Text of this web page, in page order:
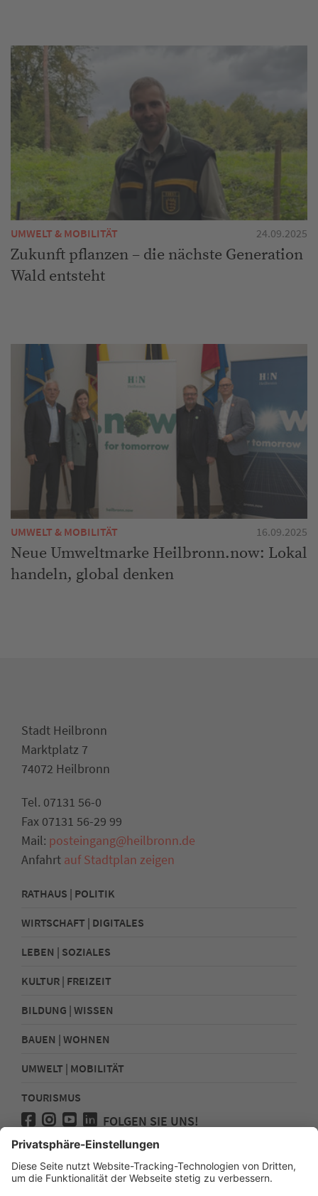
UMWELT & MOBILITÄT 24.09.2025
Zukunft pflanzen – die nächste Generation
Wald entsteht
UMWELT & MOBILITÄT 16.09.2025
Neue Umweltmarke Heilbronn.now: Lokal
handeln, global denken
Stadt Heilbronn
Marktplatz 7
74072 Heilbronn
Tel. 07131 56-0
Fax 07131 56-29 99
Mail: posteingang@heilbronn.de
Anfahrt auf Stadtplan zeigen
RATHAUS | POLITIK
WIRTSCHAFT | DIGITALES
LEBEN | SOZIALES
KULTUR | FREIZEIT
BILDUNG | WISSEN
BAUEN | WOHNEN
UMWELT | MOBILITÄT
TOURISMUS
FOLGEN SIE UNS!
Presse
Kontakt